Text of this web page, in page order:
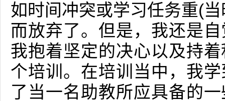
如时间冲突或学习任务重(
而放弃了。但是，我还是
我抱着坚定的决心以及持
个培训。在培训当中，我
了当一名助教所应具备的